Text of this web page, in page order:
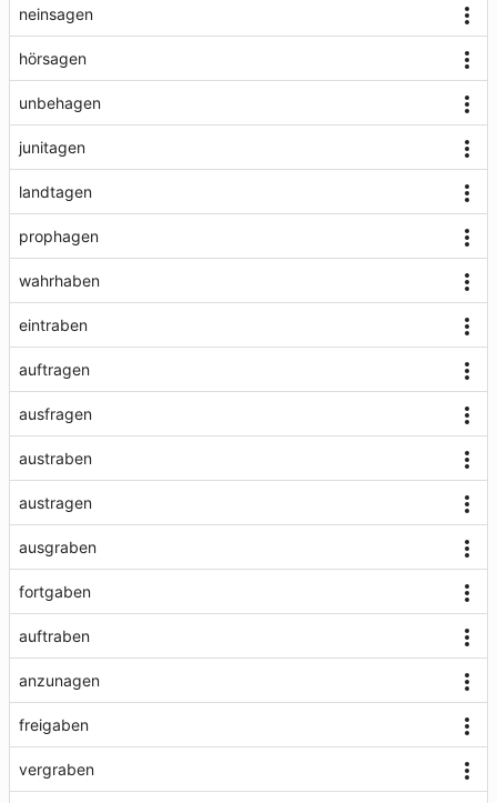
neinsagen
hörsagen
unbehagen
junitagen
landtagen
prophagen
wahrhaben
eintraben
auftragen
ausfragen
austraben
austragen
ausgraben
fortgaben
auftraben
anzunagen
freigaben
vergraben